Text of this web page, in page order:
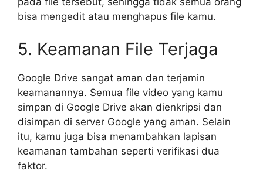
bisa mengedit atau menghapus file kamu.
5. Keamanan File Terjaga
Google Drive sangat aman dan terjamin
keamanannya. Semua file video yang kamu
simpan di Google Drive akan dienkripsi dan
disimpan di server Google yang aman. Selain
itu, kamu juga bisa menambahkan lapisan
keamanan tambahan seperti verifikasi dua
faktor.